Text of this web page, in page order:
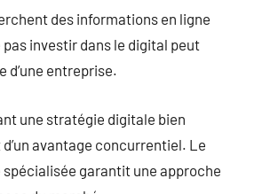
des informations en ligne
pas investir dans le digital peut
d’une entreprise.
une stratégie digitale bien
avantage concurrentiel. Le
spécialisée garantit une approche